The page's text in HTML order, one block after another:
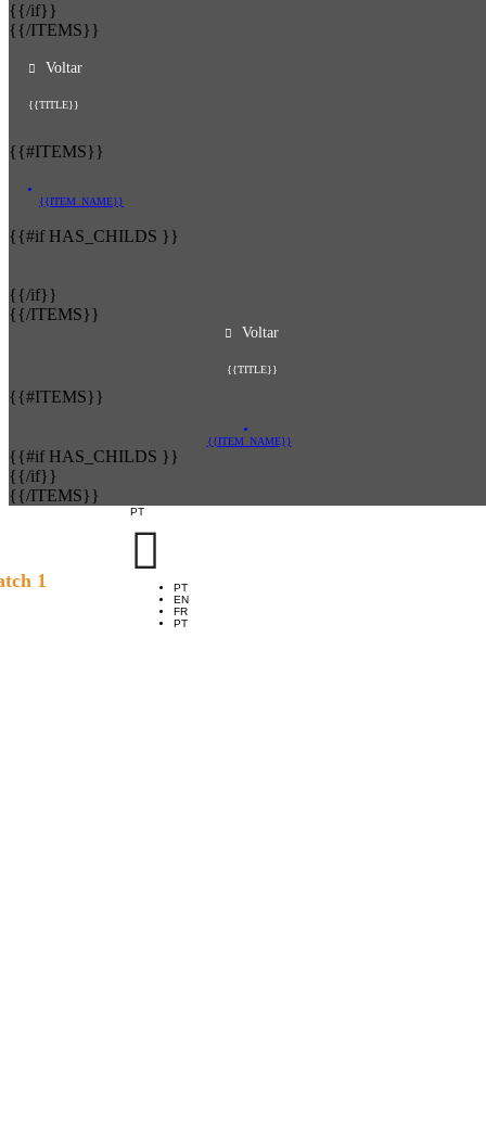
{{/if}}
{{/ITEMS}}
Voltar
{{TITLE}}
{{#ITEMS}}
{{ITEM_NAME}}
{{#if HAS_CHILDS }}
{{/if}}
{{/ITEMS}}
Voltar
{{TITLE}}
{{#ITEMS}}
{{ITEM_NAME}}
{{#if HAS_CHILDS }}
{{/if}}
{{/ITEMS}}
PT

PT
EN
FR
PT
1